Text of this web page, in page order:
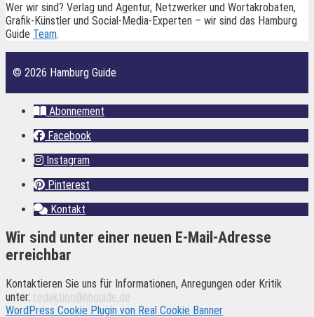
Wer wir sind? Verlag und Agentur, Netzwerker und Wortakrobaten,
Grafik-Künstler und Social-Media-Experten – wir sind das Hamburg
Guide Team.
© 2026 Hamburg Guide
Abonnement
Facebook
Instagram
Pinterest
Kontakt
Wir sind unter einer neuen E-Mail-Adresse
erreichbar
Kontaktieren Sie uns für Informationen, Anregungen oder Kritik
unter: redaktion@hhguide.de
WordPress Cookie Plugin von Real Cookie Banner